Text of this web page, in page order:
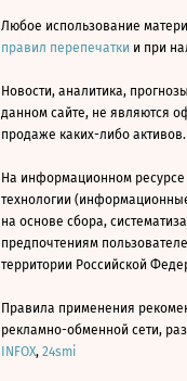
Любое использование
правил перепечатки и при
Новости, аналитика,
данном сайте, не являются
продаже каких-либо активов.
На информационном
технологии
на основе сбора,
предпочтениям
территории Российской
Правила применения
рекламно-обменной сети,
INFOX, 24smi